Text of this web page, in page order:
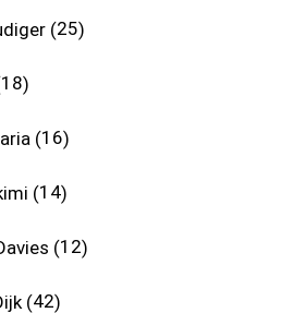
25
18
16
14
12
42